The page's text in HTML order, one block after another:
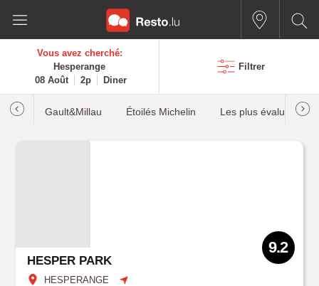
Vous avez cherché:
Hesperange
08 Août
2p Diner
Filtrer
Gault&Millau Étoilés Michelin Les plus évalués
HESPER PARK
HESPERANGE
9.2